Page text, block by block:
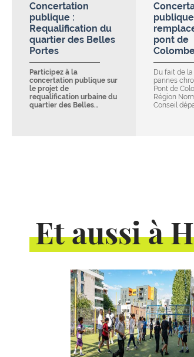
Concertation
publique :
Requalification du
quartier des Belles
Portes
Participez à la
concertation publique sur
le projet de
requalification urbaine du
quartier des Belles…
pont de
Du fait de
pannes
Pont de
Région
Conseil
Et aussi à